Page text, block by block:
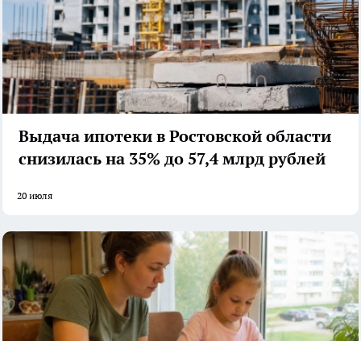
Выдача ипотеки в Ростовской области
снизилась на 35% до 57,4 млрд рублей
20 июля